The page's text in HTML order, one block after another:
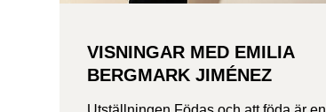
VISNINGAR MED EMILIA
BERGMARK JIMÉNEZ